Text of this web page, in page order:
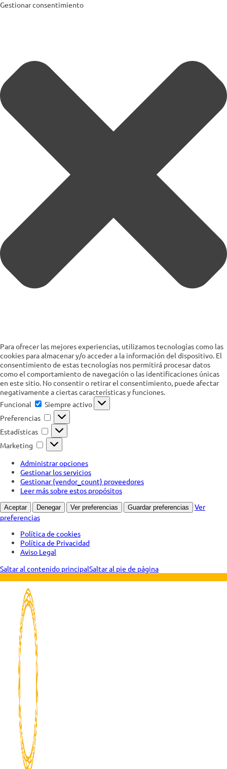
Gestionar consentimiento
Para ofrecer las mejores experiencias, utilizamos tecnologías como las
cookies para almacenar y/o acceder a la información del dispositivo. El
consentimiento de estas tecnologías nos permitirá procesar datos
como el comportamiento de navegación o las identificaciones únicas
en este sitio. No consentir o retirar el consentimiento, puede afectar
negativamente a ciertas características y funciones.
Funcional
Funcional
Siempre activo
Preferencias
Preferencias
Estadísticas
Estadísticas
Marketing
Marketing
Administrar opciones
Gestionar los servicios
Gestionar {vendor_count} proveedores
Leer más sobre estos propósitos
Aceptar Denegar Ver preferencias Guardar preferencias
Ver
preferencias
Política de cookies
Política de Privacidad
Aviso Legal
Saltar al contenido principalSaltar al pie de página